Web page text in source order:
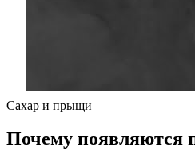
Сахар и прыщи
Почему появляются